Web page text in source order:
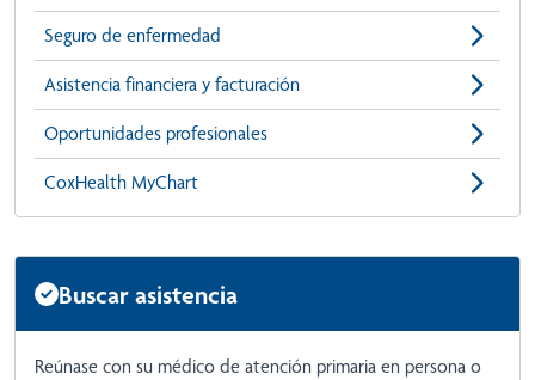
Seguro de enfermedad
Asistencia financiera y facturación
Oportunidades profesionales
CoxHealth MyChart
Buscar asistencia
Reúnase con su médico de atención primaria en persona o